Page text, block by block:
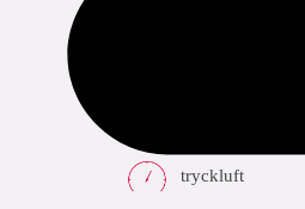
tryckluft